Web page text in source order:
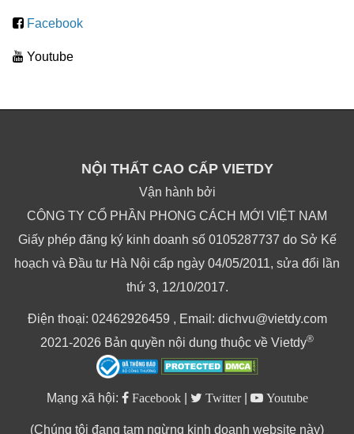
Facebook
Youtube
NỘI THẤT CAO CẤP VIETDY
Vận hành bởi
CÔNG TY CỔ PHẦN PHONG CÁCH MỚI VIỆT NAM
Giấy phép đăng ký kinh doanh số 0105287737 do Sở Kế
hoạch và Đầu tư Hà Nội cấp ngày 04/05/2011, sửa đổi lần
thứ 3, 12/10/2017.
Điện thoại: 02462926459 , Email: dichvu@vietdy.com
2021-2026 Bản quyền nội dung thuộc về Vietdy®
Mạng xã hội: Facebook Twitter Youtube
(Chúng tôi đang tạm ngừng kinh doanh website này)